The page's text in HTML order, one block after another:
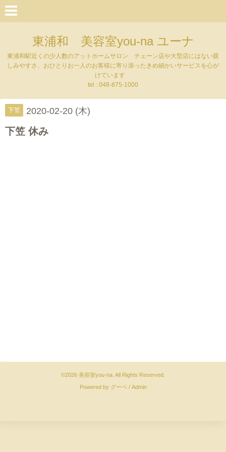
東浦和 美容室you-na ユーナ
東浦和駅近くの少人数のアットホームサロン チェーン店や大型店にはない親
しみやすさ、おひとりお一人のお客様に寄り添ったきめ細かいサービスを心が
けています
tel : 048-875-1000
下笠 2020-02-20 (木)
下笠 休み
©2026 美容室you-na . All Rights Reserved.
Powered by グーペ/ Admin